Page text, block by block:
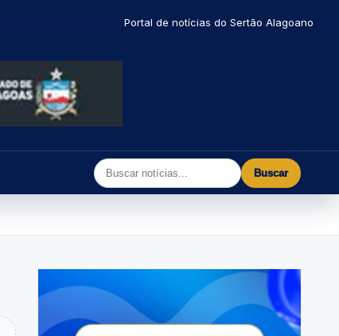
Portal de notícias do Sertão Alagoano
Buscar